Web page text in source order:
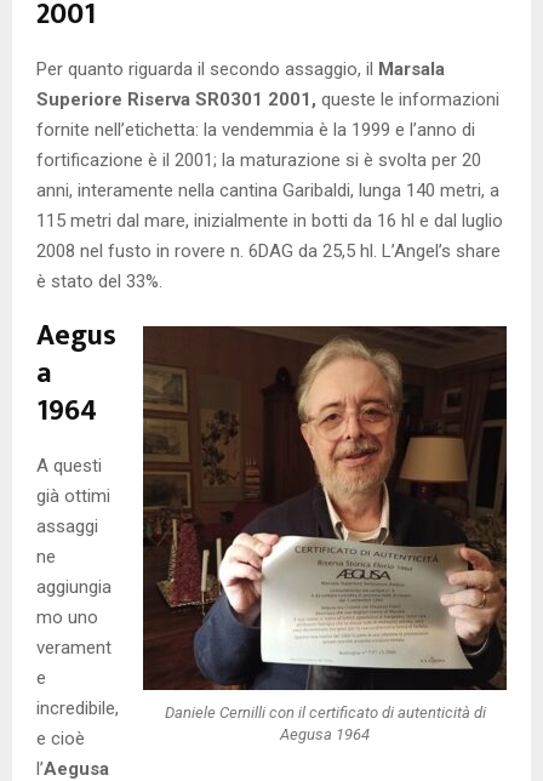
2001
Per quanto riguarda il secondo assaggio, il Marsala
Superiore Riserva SR0301 2001, queste le informazioni
fornite nell’etichetta: la vendemmia è la 1999 e l’anno di
fortificazione è il 2001; la maturazione si è svolta per 20
anni, interamente nella cantina Garibaldi, lunga 140 metri, a
115 metri dal mare, inizialmente in botti da 16 hl e dal luglio
2008 nel fusto in rovere n. 6DAG da 25,5 hl. L’Angel’s share
è stato del 33%.
Daniele Cernilli con il certificato di autenticità di
Aegusa 1964
Aegus
a
1964
A questi
già ottimi
assaggi
ne
aggiungia
mo uno
verament
e
incredibile,
e cioè
l’Aegusa